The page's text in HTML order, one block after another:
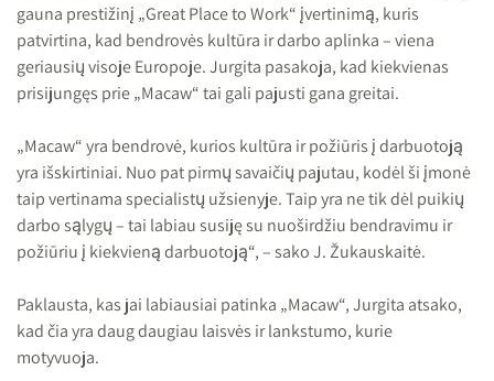
gauna prestižinį „Great Place to Work“ įvertinimą, kuris
patvirtina, kad bendrovės kultūra ir darbo aplinka – viena
geriausių visoje Europoje. Jurgita pasakoja, kad kiekvienas
prisijungęs prie „Macaw“ tai gali pajusti gana greitai.
„Macaw“ yra bendrovė, kurios kultūra ir požiūris į darbuotoją
yra išskirtiniai. Nuo pat pirmų savaičių pajutau, kodėl ši įmonė
taip vertinama specialistų užsienyje. Taip yra ne tik dėl puikių
darbo sąlygų – tai labiau susiję su nuoširdžiu bendravimu ir
požiūriu į kiekvieną darbuotoją“, – sako J. Žukauskaitė.
Paklausta, kas jai labiausiai patinka „Macaw“, Jurgita atsako,
kad čia yra daug daugiau laisvės ir lankstumo, kurie
motyvuoja.